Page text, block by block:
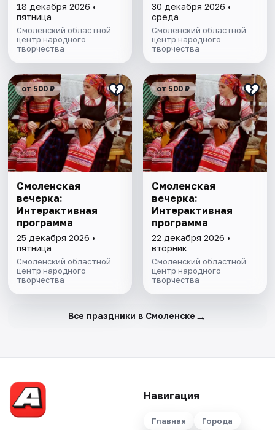
18 декабря 2026 •
пятница
Смоленский областной
центр народного
творчества
30 декабря 2026 •
среда
Смоленский областной
центр народного
творчества
от 500 ₽
Смоленская
вечерка:
Интерактивная
программа
25 декабря 2026 •
пятница
Смоленский областной
центр народного
творчества
от 500 ₽
Смоленская
вечерка:
Интерактивная
программа
22 декабря 2026 •
вторник
Смоленский областной
центр народного
творчества
Все праздники в Смоленске →
Навигация
Главная Города